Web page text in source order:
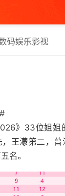
码娱乐影视
》33位姐姐
王濛第二，曾
名。